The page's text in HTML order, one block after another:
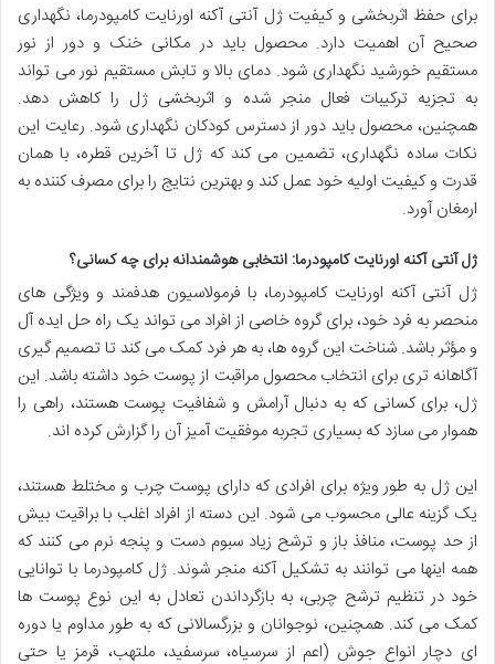
برای حفظ اثربخشی و کیفیت ژل آنتی آکنه اورنایت کامپودرما، نگهداری
صحیح آن اهمیت دارد. محصول باید در مکانی خنک و دور از نور
مستقیم خورشید نگهداری شود. دمای بالا و تابش مستقیم نور می تواند
به تجزیه ترکیبات فعال منجر شده و اثربخشی ژل را کاهش دهد.
همچنین، محصول باید دور از دسترس کودکان نگهداری شود. رعایت این
نکات ساده نگهداری، تضمین می کند که ژل تا آخرین قطره، با همان
قدرت و کیفیت اولیه خود عمل کند و بهترین نتایج را برای مصرف کننده به
ارمغان آورد.
ژل آنتی آکنه اورنایت کامپودرما: انتخابی هوشمندانه برای چه کسانی؟
ژل آنتی آکنه اورنایت کامپودرما، با فرمولاسیون هدفمند و ویژگی های
منحصر به فرد خود، برای گروه خاصی از افراد می تواند یک راه حل ایده آل
و مؤثر باشد. شناخت این گروه ها، به هر فرد کمک می کند تا تصمیم گیری
آگاهانه تری برای انتخاب محصول مراقبت از پوست خود داشته باشد. این
ژل، برای کسانی که به دنبال آرامش و شفافیت پوست هستند، راهی را
هموار می سازد که بسیاری تجربه موفقیت آمیز آن را گزارش کرده اند.
این ژل به طور ویژه برای افرادی که دارای پوست چرب و مختلط هستند،
یک گزینه عالی محسوب می شود. این دسته از افراد اغلب با براقیت بیش
از حد پوست، منافذ باز و ترشح زیاد سبوم دست و پنجه نرم می کنند که
همه اینها می توانند به تشکیل آکنه منجر شوند. ژل کامپودرما با توانایی
خود در تنظیم ترشح چربی، به بازگرداندن تعادل به این نوع پوست ها
کمک می کند. همچنین، نوجوانان و بزرگسالانی که به طور مداوم یا دوره
ای دچار انواع جوش (اعم از سرسیاه، سرسفید، ملتهب، قرمز یا حتی